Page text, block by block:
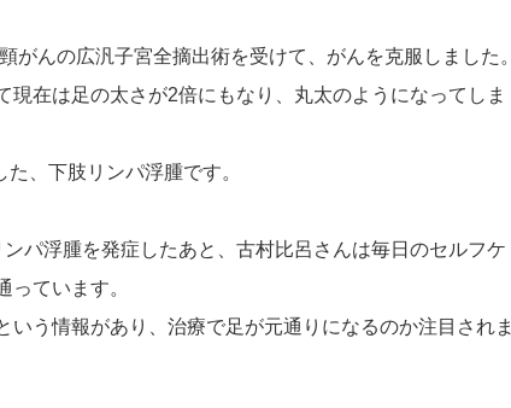
がんの広汎子宮全摘出術を受けて、がんを克服しました。
現在は足の太さが2倍にもなり、丸太のようになってしま
、下肢リンパ浮腫です。
パ浮腫を発症したあと、古村比呂さんは毎日のセルフケ
っています。
いう情報があり、治療で足が元通りになるのか注目されま